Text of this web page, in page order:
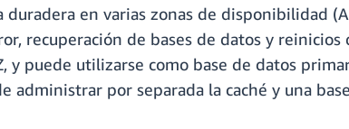
en varias zonas de disponibilidad
recuperación de bases de datos y reinicios
puede utilizarse como base de datos
administrar por separada la caché y una